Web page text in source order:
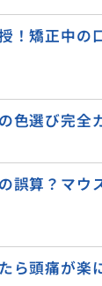
！矯正中の
色選び完全
誤算？マウ
ら頭痛が楽